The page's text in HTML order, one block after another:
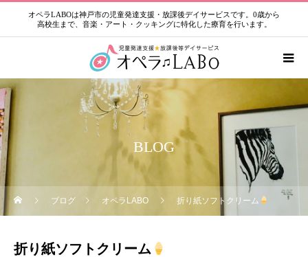
オペラLABOは神戸市の児童発達支援・放課後デイサービスです。0歳から
高校生まで、音楽・アート・クッキングに特化した療育を行います。
BLOG
ブログ オペラLABO 折り紙ソフトクリーム
折り紙ソフトクリーム